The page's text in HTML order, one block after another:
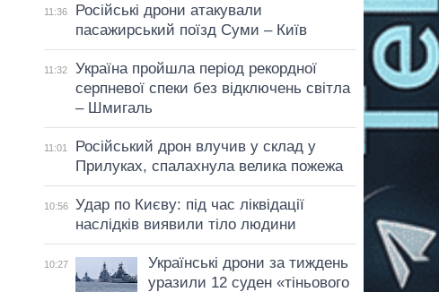
11:36
Російські дрони атакували
пасажирський поїзд Суми – Київ
11:32
Україна пройшла період рекордної
серпневої спеки без відключень світла
– Шмигаль
11:01
Російський дрон влучив у склад у
Прилуках, спалахнула велика пожежа
10:56
Удар по Києву: під час ліквідації
наслідків виявили тіло людини
10:27
Українські дрони за тиждень
уразили 12 суден «тіньового